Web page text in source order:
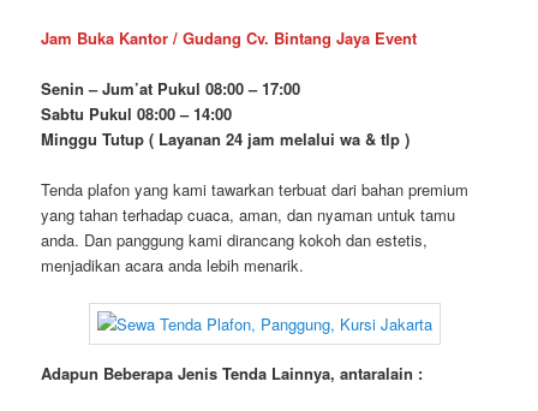
Jam Buka Kantor / Gudang Cv. Bintang Jaya Event
Senin – Jum’at Pukul 08:00 – 17:00
Sabtu Pukul 08:00 – 14:00
Minggu Tutup ( Layanan 24 jam melalui wa & tlp )
Tenda plafon yang kami tawarkan terbuat dari bahan premium
yang tahan terhadap cuaca, aman, dan nyaman untuk tamu
anda. Dan panggung kami dirancang kokoh dan estetis,
menjadikan acara anda lebih menarik.
Adapun Beberapa Jenis Tenda Lainnya, antaralain :